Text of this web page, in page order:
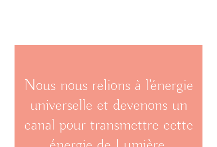
Nous nous relions à l’énergie
universelle et devenons un
canal pour transmettre cette